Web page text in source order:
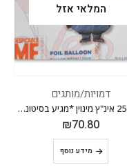
המלאי אזל
דמויות/מותגים
מיילר 25 אינ"ץ מינוין *מגיע בסיטונאות חבילה של 5 יח'*
₪70.80
מידע נוסף